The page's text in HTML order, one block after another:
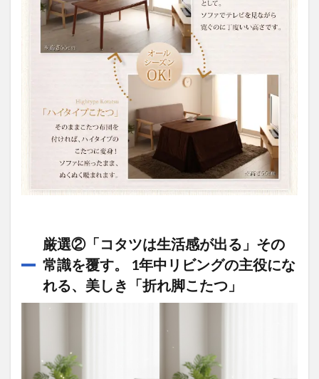
厳選②「コタツは生活感が出る」その
常識を覆す。
1年中リビングの主役にな
れる、美しき「折れ脚こたつ」